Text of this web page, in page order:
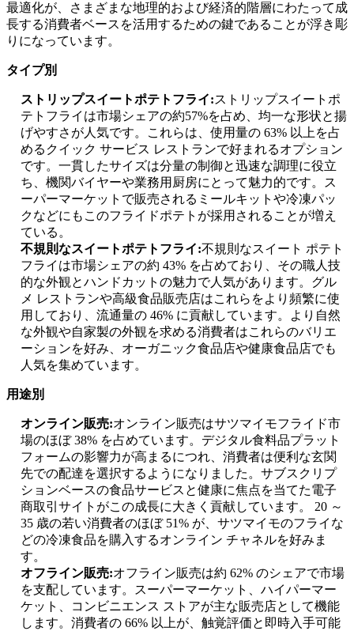
最適化が、さまざまな地理的および経済的階層にわたって成
長する消費者ベースを活用するための鍵であることが浮き彫
りになっています。
タイプ別
ストリップスイートポテトフライ:ストリップスイートポ
テトフライは市場シェアの約57%を占め、均一な形状と揚
げやすさが人気です。これらは、使用量の 63% 以上を占
めるクイック サービス レストランで好まれるオプション
です。一貫したサイズは分量の制御と迅速な調理に役立
ち、機関バイヤーや業務用厨房にとって魅力的です。ス
ーパーマーケットで販売されるミールキットや冷凍パッ
クなどにもこのフライドポテトが採用されることが増え
ている。
不規則なスイートポテトフライ:不規則なスイート ポテト
フライは市場シェアの約 43% を占めており、その職人技
的な外観とハンドカットの魅力で人気があります。グル
メ レストランや高級食品販売店はこれらをより頻繁に使
用しており、流通量の 46% に貢献しています。より自然
な外観や自家製の外観を求める消費者はこれらのバリエ
ーションを好み、オーガニック食品店や健康食品店でも
人気を集めています。
用途別
オンライン販売:オンライン販売はサツマイモフライド市
場のほぼ 38% を占めています。デジタル食料品プラット
フォームの影響力が高まるにつれ、消費者は便利な玄関
先での配達を選択するようになりました。サブスクリプ
ションベースの食品サービスと健康に焦点を当てた電子
商取引サイトがこの成長に大きく貢献しています。 20 ～
35 歳の若い消費者のほぼ 51% が、サツマイモのフライな
どの冷凍食品を購入するオンライン チャネルを好みま
す。
オフライン販売:オフライン販売は約 62% のシェアで市場
を支配しています。スーパーマーケット、ハイパーマー
ケット、コンビニエンス ストアが主な販売店として機能
します。消費者の 66% 以上が、触覚評価と即時入手可能